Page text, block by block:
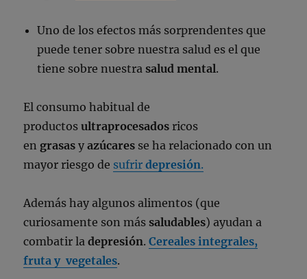
Uno de los efectos más sorprendentes que
puede tener sobre nuestra salud es el que
tiene sobre nuestra salud mental.
El consumo habitual de
productosultraprocesados ricos
en grasas yazúcares se ha relacionado con un
mayor riesgo de sufrirdepresión.
Además hay algunos alimentos (que
curiosamente son más saludables) ayudan a
combatir ladepresión.Cereales integrales,
fruta y vegetales.